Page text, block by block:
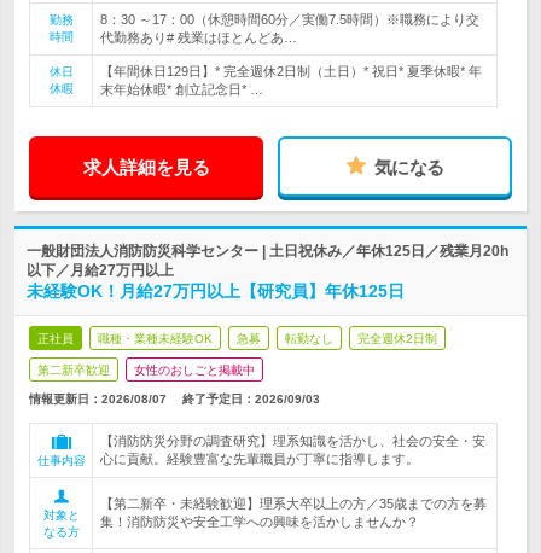
勤務
時間
8：30 ～17：00（休憩時間60分／実働7.5時間）※職務により交
代勤務あり# 残業はほとんどあ…
休日
休暇
【年間休日129日】* 完全週休2日制（土日）* 祝日* 夏季休暇* 年
末年始休暇* 創立記念日* …
求人詳細を見る 気になる
一般財団法人消防防災科学センター | 土日祝休み／年休125日／残業月20h
以下／月給27万円以上
未経験OK！月給27万円以上【研究員】年休125日
正社員 職種・業種未経験OK 急募 転勤なし 完全週休2日制
第二新卒歓迎 女性のおしごと掲載中
情報更新日：2026/08/07 終了予定日： 2026/09/03
仕事内容
【消防防災分野の調査研究】理系知識を活かし、社会の安全・安
心に貢献。経験豊富な先輩職員が丁寧に指導します。
対象と
なる方
【第二新卒・未経験歓迎】理系大卒以上の方／35歳までの方を募
集！消防防災や安全工学への興味を活かしませんか？